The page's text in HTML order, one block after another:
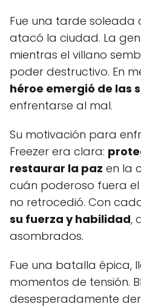
Fue una tarde soleada
atacó la ciudad. La
mientras el villano
poder destructivo. En
héroe emergió de las
enfrentarse al mal.
Su motivación para
Freezer era clara:
restaurar la paz en la
cuán poderoso fuera el
no retrocedió. Con
su fuerza y habilidad,
asombrados.
Fue una batalla épica,
momentos de tensión.
desesperadamente